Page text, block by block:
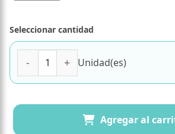
Seleccionar cantidad
Unidad(es)
Agregar al